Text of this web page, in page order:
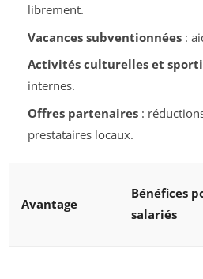
librement.
Vacances subventionnées:
Activités culturelles et
internes.
Offres partenaires:
prestataires locaux.
Avantage
Bénéfices
salariés